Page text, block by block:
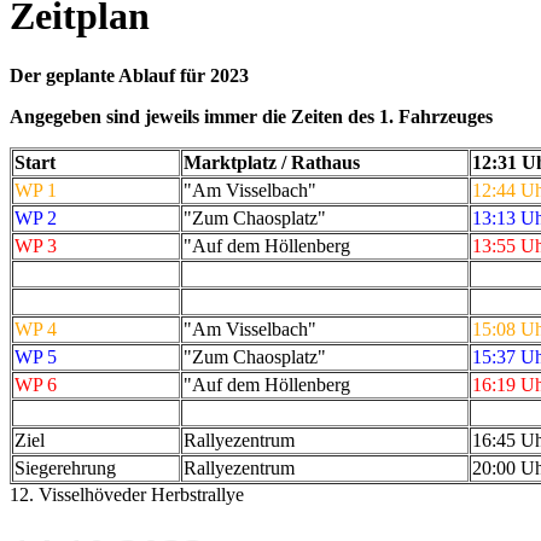
Zeitplan
Der geplante Ablauf für 2023
Angegeben sind jeweils immer die Zeiten des 1. Fahrzeuges
Start Marktplatz / Rathaus
12:31
WP 1
"Am Visselbach"
12:44
WP 2
"Zum Chaosplatz"
13:13
WP 3
"Auf dem Höllenberg 13:55
WP 4 "Am Visselbach"
15:08
WP 5
"Zum Chaosplatz"
15:37
WP 6
"Auf dem Höllenberg 16:19
Ziel Rallyezentrum
16:45
Siegerehrung
Rallyezentrum
20:00
12. Visselhöveder Herbstrallye